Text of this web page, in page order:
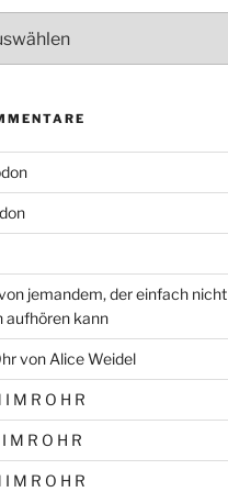
jemandem, der einfach nicht
aufhören kann
von Alice Weidel
I M R O H R
M R O H R
I M R O H R